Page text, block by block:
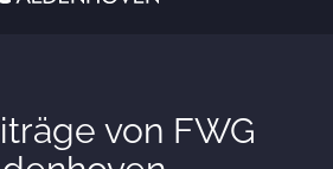
von FWG